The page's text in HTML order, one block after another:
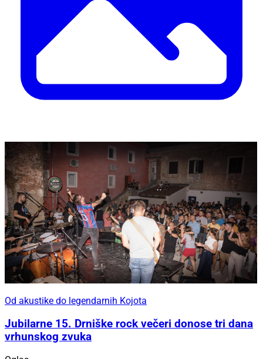
Od akustike do legendarnih Kojota
Jubilarne 15. Drniške rock večeri donose tri dana
vrhunskog zvuka